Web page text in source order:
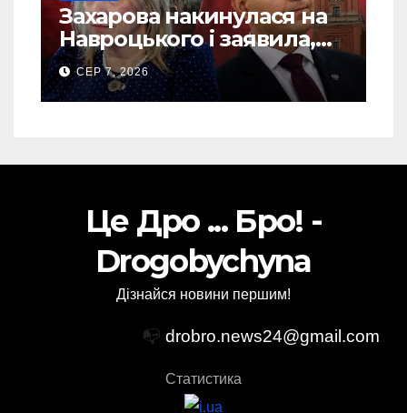
Захарова накинулася на
Навроцького і заявила,
що Польща зобов’язана
існуванням Сталіну
СЕР 7, 2026
Це Дро ... Бро! -
Drogobychyna
Дізнайся новини першим!
📭 drobro.news24@gmail.com
Статистика